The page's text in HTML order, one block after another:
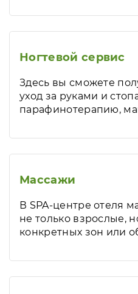
Ногтевой сервис
Здесь вы сможете
уход за руками и
парафинотерапию,
Массажи
В SPA-центре отеля
не только взрослые,
конкретных зон или